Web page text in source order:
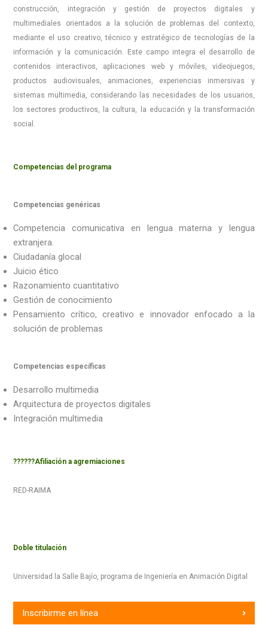
construcción, integración y gestión de proyectos digitales y
multimediales orientados a la solución de problemas del contexto,
mediante el uso creativo, técnico y estratégico de tecnologías de la
información y la comunicación. Este campo integra el desarrollo de
contenidos interactivos, aplicaciones web y móviles, videojuegos,
productos audiovisuales, animaciones, experiencias inmersivas y
sistemas multimedia, considerando las necesidades de los usuarios,
los sectores productivos, la cultura, la educación y la transformación
social.
Competencias del programa
Competencias genéricas
Competencia comunicativa en lengua materna y lengua
extranjera.
Ciudadanía glocal
Juicio ético
Razonamiento cuantitativo
Gestión de conocimiento
Pensamiento crítico, creativo e innovador enfocado a la
solución de problemas
Competencias específicas
Desarrollo multimedia
Arquitectura de proyectos digitales
Integración multimedia
??????Afiliación a agremiaciones
RED-RAIMA
Doble titulación
Universidad la Salle Bajío, programa de Ingeniería en Animación Digital
Inscribirme en línea